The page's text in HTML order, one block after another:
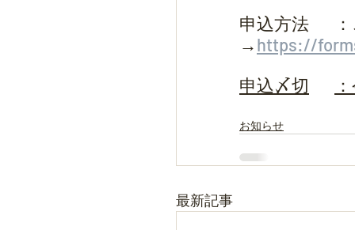
申込方法	：こちらのURLからお申し込みください
→https://
お知らせ
最新記事